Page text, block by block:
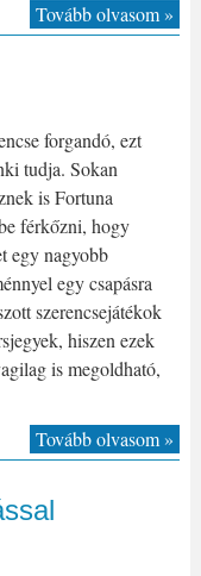
Tovább olvasom »
forgandó, ezt
tudja. Sokan
is Fortuna
férkőzni, hogy
egy nagyobb
egy csapásra
szerencsejátékok
hiszen ezek
is megoldható,
Tovább olvasom »